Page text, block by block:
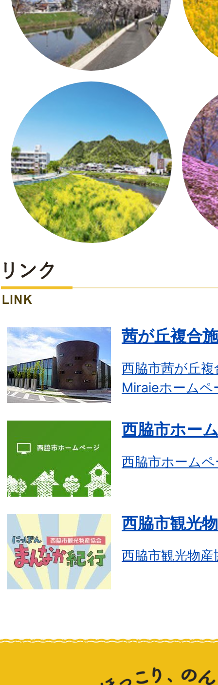
リ
ン
ク
LINK
茜が丘複合
西脇市茜が丘複
Miraieホームペ
西脇市ホー
西脇市ホーム
西脇市観光
西脇市観光物